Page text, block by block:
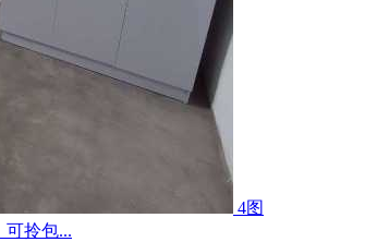
4图
拎包...